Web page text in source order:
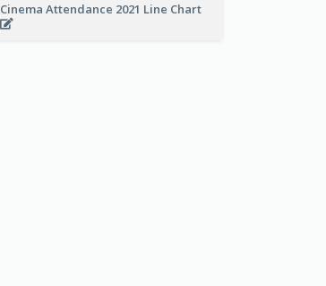
Cinema Attendance 2021 Line Chart